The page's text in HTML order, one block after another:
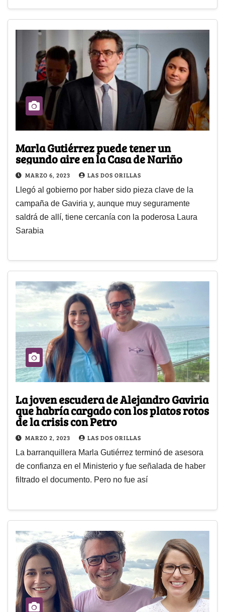
Marla Gutiérrez puede tener un
segundo aire en la Casa de Nariño
MARZO 6, 2023 LAS DOS ORILLAS
Llegó al gobierno por haber sido pieza clave de la
campaña de Gaviria y, aunque muy seguramente
saldrá de allí, tiene cercanía con la poderosa Laura
Sarabia
La joven escudera de Alejandro Gaviria
que habría cargado con los platos rotos
de la crisis con Petro
MARZO 2, 2023 LAS DOS ORILLAS
La barranquillera Marla Gutiérrez terminó de asesora
de confianza en el Ministerio y fue señalada de haber
filtrado el documento. Pero no fue así